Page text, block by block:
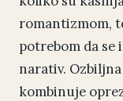
romantizmom,
potrebom da se
narativ.
kombinuje